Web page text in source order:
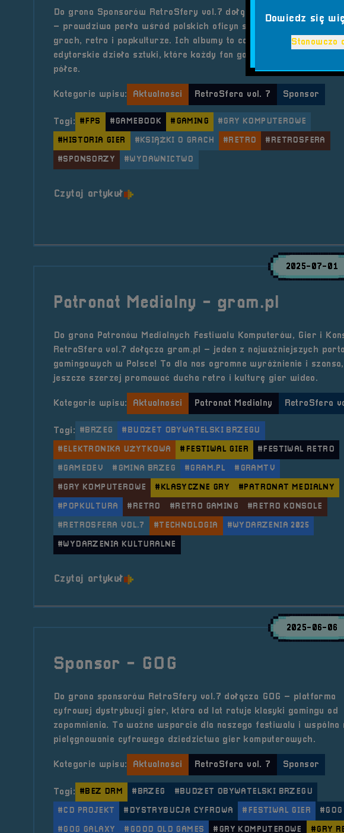
Do grona Sponsorów RetroSfery vol.7 dołącza Wydawnictwo
– prawdziwa perła wśród polskich oficyn specjalizujących się w
grach, retro i popkulturze. Ich albumy to coś więcej niż książki –
edytorskie dzieła sztuki, które każdy fan gamingu powinien mieć
półce.
Kategorie wpisu: Aktualności RetroSfera vol. 7 Sponsor
Tagi: #FPS #GAMEBOOK #GAMING #GRY KOMPUTEROWE
#HISTORIA GIER #KSIĄŻKI O GRACH #RETRO #RETROSFERA
#SPONSORZY #WYDAWNICTWO
Czytaj artykuło tytule Sponsor &#8211; Wydawnictwo
2025-07-01
Patronat Medialny - gram.pl
Do grona Patronów Medialnych Festiwalu Komputerów, Gier i
RetroSfera vol.7 dołącza gram.pl – jeden z najważniejszych
gamingowych w Polsce! To dla nas ogromne wyróżnienie i
jeszcze szerzej promować ducha retro i kulturę gier wideo.
Kategorie wpisu: Aktualności Patronat Medialny RetroSfera
Tagi: #BRZEG #BUDŻET OBYWATELSKI BRZEGU
#ELEKTRONIKA UŻYTKOWA #FESTIWAL GIER #FESTIWAL RETRO
#GAMEDEV #GMINA BRZEG #GRAM.PL #GRAMTV
#GRY KOMPUTEROWE #KLASYCZNE GRY #PATRONAT MEDIALNY
#POPKULTURA #RETRO #RETRO GAMING #RETRO KONSOLE
#RETROSFERA VOL.7 #TECHNOLOGIA #WYDARZENIA 2025
#WYDARZENIA KULTURALNE
Czytaj artykuło tytule Patronat Medialny &#8211; gram.pl
2025-06-06
Sponsor - GOG
Do grona sponsorów RetroSfery vol.7 dołącza GOG – platforma
cyfrowej dystrybucji gier, która od lat ratuje klasyki gamingu od
zapomnienia. To ważne wsparcie dla naszego festiwalu i wspólna
pielęgnowanie cyfrowego dziedzictwa gier komputerowych.
Kategorie wpisu: Aktualności RetroSfera vol. 7 Sponsor
Tagi: #BEZ DRM #BRZEG #BUDŻET OBYWATELSKI BRZEGU
#CD PROJEKT #DYSTRYBUCJA CYFROWA #FESTIWAL GIER #GOG
#GOG GALAXY #GOOD OLD GAMES #GRY KOMPUTEROWE #GRY
Dowiedz się
Stanowczo